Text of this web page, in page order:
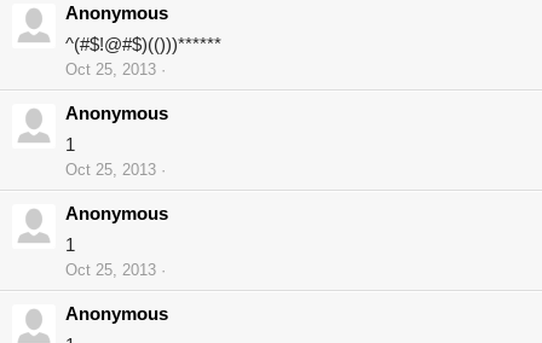
Anonymous
^(#$!@#$)(()))******
Oct 25, 2013
Anonymous
1
Oct 25, 2013
Anonymous
1
Oct 25, 2013
Anonymous